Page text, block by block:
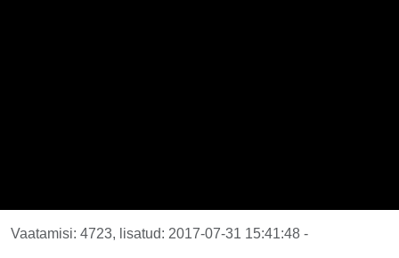
Vaatamisi: 4723, lisatud: 2017-07-31 15:41:48 -